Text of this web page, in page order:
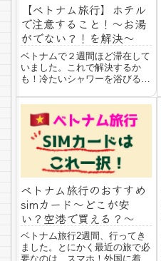
【ベトナム旅行】ホテル
で注意すること！〜お湯
がでない？！を解決〜
ベトナムで２週間ほど滞在して
いました。これで解決するか
も！冷たいシャワーを浴びる前
かかせない「熱いお湯」「熱い
シャワー」が出ない件について
助けになればと思います。ベト
ナムのホテルでお湯がでない！
ベトナムの宿泊はA...
ベトナム旅行のおすすめ
simカード〜どこが安
い？空港で買える？〜
ベトナム旅行2週間、行ってき
ました。とにかく最近の旅で必
要なのは、スマホ！外国に着い